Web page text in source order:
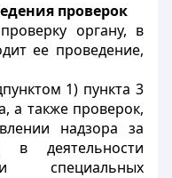
проверок
органу, в
ее проведение,
1) пункта 3
а также проверок,
надзора за
в деятельности
и специальных